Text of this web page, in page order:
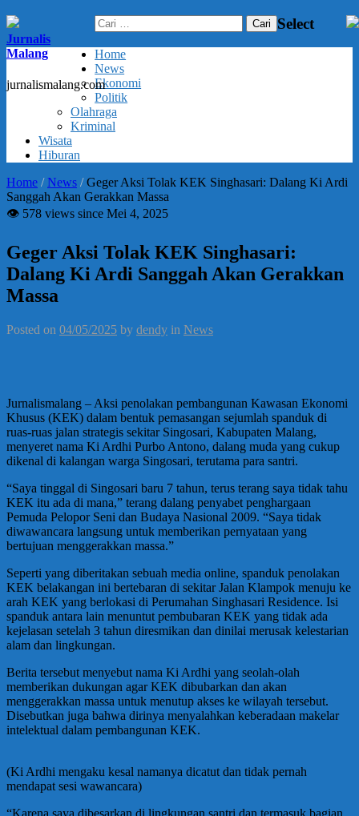
Jurnalis
Malang
jurnalismalang.com
Cari
untuk:
Select
Home
News
Ekonomi
Politik
Olahraga
Kriminal
Wisata
Hiburan
Home /News /Geger Aksi Tolak KEK Singhasari: Dalang Ki Ardi
Sanggah Akan Gerakkan Massa
👁 578 views since Mei 4, 2025
Geger Aksi Tolak KEK Singhasari:
Dalang Ki Ardi Sanggah Akan Gerakkan
Massa
Posted on 04/05/2025 by dendy in News
Jurnalismalang – Aksi penolakan pembangunan Kawasan Ekonomi
Khusus (KEK) dalam bentuk pemasangan sejumlah spanduk di
ruas-ruas jalan strategis sekitar Singosari, Kabupaten Malang,
menyeret nama Ki Ardhi Purbo Antono, dalang muda yang cukup
dikenal di kalangan warga Singosari, terutama para santri.
“Saya tinggal di Singosari baru 7 tahun, terus terang saya tidak tahu
KEK itu ada di mana,” terang dalang penyabet penghargaan
Pemuda Pelopor Seni dan Budaya Nasional 2009. “Saya tidak
diwawancara langsung untuk memberikan pernyataan yang
bertujuan menggerakkan massa.”
Seperti yang diberitakan sebuah media online, spanduk penolakan
KEK belakangan ini bertebaran di sekitar Jalan Klampok menuju ke
arah KEK yang berlokasi di Perumahan Singhasari Residence. Isi
spanduk antara lain menuntut pembubaran KEK yang tidak ada
kejelasan setelah 3 tahun diresmikan dan dinilai merusak kelestarian
alam dan lingkungan.
Berita tersebut menyebut nama Ki Ardhi yang seolah-olah
memberikan dukungan agar KEK dibubarkan dan akan
menggerakkan massa untuk menutup akses ke wilayah tersebut.
Disebutkan juga bahwa dirinya menyalahkan keberadaan makelar
intelektual dalam pembangunan KEK.
(Ki Ardhi mengaku kesal namanya dicatut dan tidak pernah
mendapat sesi wawancara)